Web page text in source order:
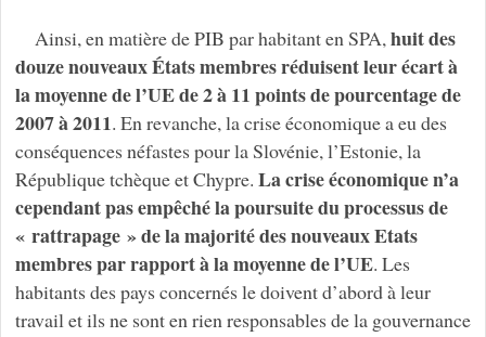
Ainsi, en matière de PIB par habitant en SPA, huit des
douze nouveaux États membres réduisent leur écart à
la moyenne de l’UE de 2 à 11 points de pourcentage de
2007 à 2011. En revanche, la crise économique a eu des
conséquences néfastes pour la Slovénie, l’Estonie, la
République tchèque et Chypre. La crise économique n’a
cependant pas empêché la poursuite du processus de
« rattrapage » de la majorité des nouveaux Etats
membres par rapport à la moyenne de l’UE. Les
habitants des pays concernés le doivent d’abord à leur
travail et ils ne sont en rien responsables de la gouvernance